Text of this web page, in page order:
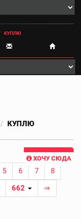
КУПЛЮ
КУПЛЮ
ХОЧУ СЮДА
5 6 7
8
662
⇒